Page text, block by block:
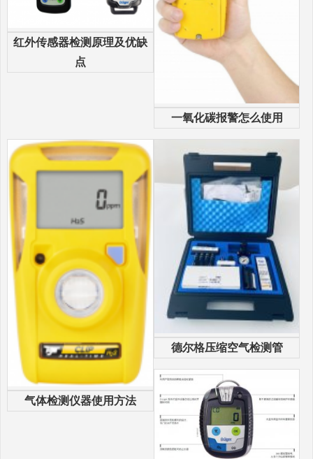
红外传感器检测原理及优缺
点
一氧化碳报警怎么使用
气体检测仪器使用方法
德尔格压缩空气检测管